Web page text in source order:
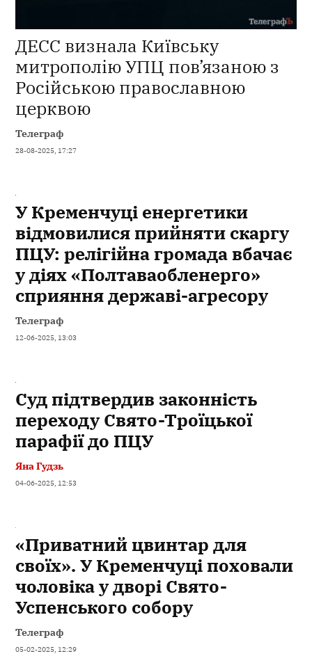
ДЕСС визнала Київську
митрополію УПЦ пов’язаною з
Російською православною
церквою
Телеграф
28-08-2025, 17:27
У Кременчуці енергетики
відмовилися прийняти скаргу
ПЦУ: релігійна громада вбачає
у діях «Полтаваобленерго»
сприяння державі-агресору
Телеграф
12-06-2025, 13:03
Суд підтвердив законність
переходу Свято-Троїцької
парафії до ПЦУ
Яна Гудзь
04-06-2025, 12:53
«Приватний цвинтар для
своїх». У Кременчуці поховали
чоловіка у дворі Свято-
Успенського собору
Телеграф
05-02-2025, 12:29